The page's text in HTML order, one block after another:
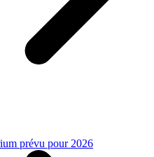
prévu pour 2026